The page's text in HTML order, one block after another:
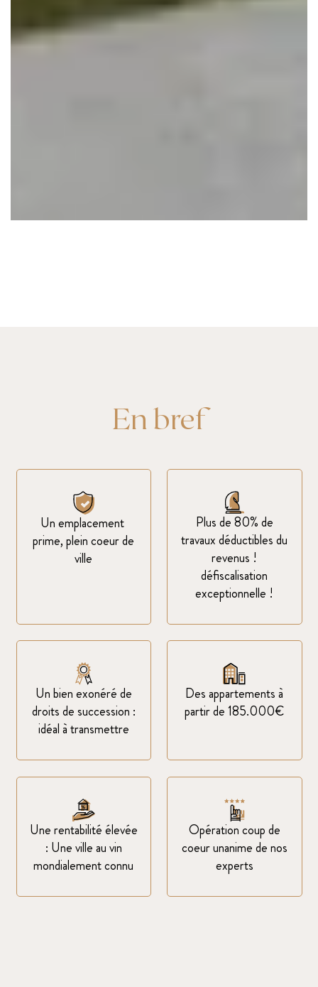
En bref
Un emplacement
prime, plein coeur de
ville
Plus de 80% de
travaux déductibles du
revenus !
défiscalisation
exceptionnelle !
Un bien exonéré de
droits de succession :
idéal à transmettre
Des appartements à
partir de 185.000€
Une rentabilité élevée
: Une ville au vin
mondialement connu
Opération coup de
coeur unanime de nos
experts